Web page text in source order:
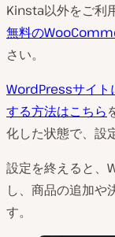
Kinsta以外をご利
無料の
さい。
WordPressサイ
する方法はこちら
化した状態で、設
設定を終えると
し、商品の追加や
す。